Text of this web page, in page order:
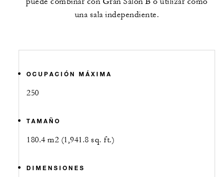
una sala independiente.
OCUPACIÓN MÁXIMA
250
TAMAÑO
180.4 m2 (1,941.8 sq. ft.)
DIMENSIONES